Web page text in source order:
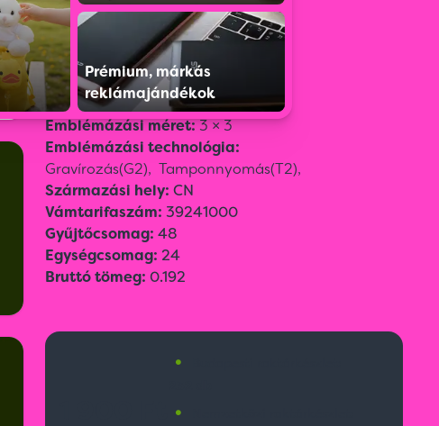
Prémium, márkás
reklámajándékok
Szín:Szürke
Méret:ø 8,5 x 13 cm
Emblémázási méret:3 × 3
Emblémázási technológia:
Gravírozás(G2), Tamponnyomás(T2),
Származási hely: CN
Vámtarifaszám: 39241000
Gyűjtőcsomag: 48
Egységcsomag: 24
Bruttó tömeg: 0.192
•
•